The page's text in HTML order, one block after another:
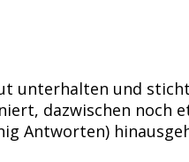
unterhalten und
dazwischen noch
Antworten)